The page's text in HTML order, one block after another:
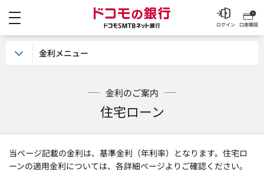
ドコモの銀行 ドコモ
口座開設
ログイン
金利のご案内
住宅ローン
当ページ記載の金利は、基準金利（年利率）となります。住宅ロ
ーンの適用金利については、各詳細ページよりご確認ください。
金利メニュー